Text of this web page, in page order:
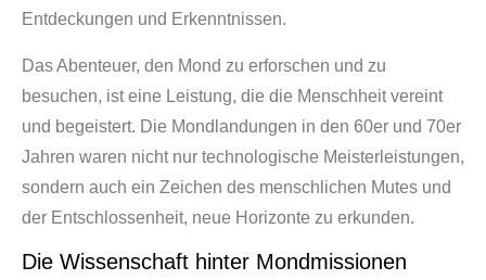
Entdeckungen und Erkenntnissen.
Das Abenteuer, den Mond zu erforschen und zu
besuchen, ist eine Leistung, die die Menschheit vereint
und begeistert. Die Mondlandungen in den 60er und 70er
Jahren waren nicht nur technologische Meisterleistungen,
sondern auch ein Zeichen des menschlichen Mutes und
der Entschlossenheit, neue Horizonte zu erkunden.
Die Wissenschaft hinter Mondmissionen